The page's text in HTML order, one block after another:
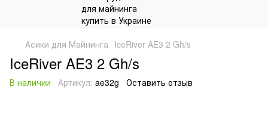
Асики для Майнинга IceRiver AE3 2 Gh/s
IceRiver AE3 2 Gh/s
В наличии Артикул: ae32g Оставить отзыв